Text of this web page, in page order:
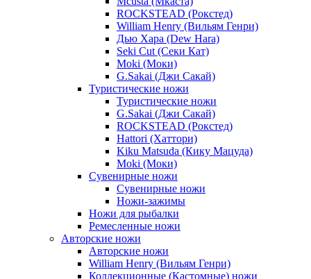
ROCKSTEAD (Рокстед)
William Henry (Вильям Генри)
Дью Хара (Dew Hara)
Seki Cut (Секи Кат)
Moki (Моки)
G.Sakai (Джи Сакай)
Туристические ножи
Туристические ножи
G.Sakai (Джи Сакай)
ROCKSTEAD (Рокстед)
Hattori (Хаттори)
Kiku Matsuda (Кику Мацуда)
Moki (Моки)
Сувенирные ножи
Сувенирные ножи
Ножи-зажимы
Ножи для рыбалки
Ремесленные ножи
Авторские ножи
Авторские ножи
William Henry (Вильям Генри)
Коллекционные (Кастомные) ножи